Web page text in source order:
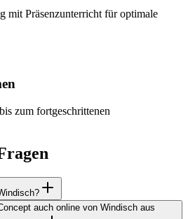
mit Präsenzunterricht für optimale
zum fortgeschrittenen
auch online von Windisch aus